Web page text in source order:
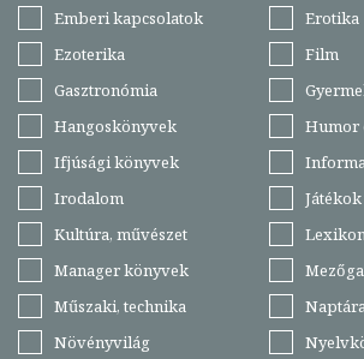
Emberi kapcsolatok
Erotika
Ezoterika
Film
Gasztronómia
Hangoskönyvek
Humor
Ifjúsági könyvek
Irodalom
Játékok
Kultúra, művészet
Manager könyvek
Műszaki, technika
Növényvilág